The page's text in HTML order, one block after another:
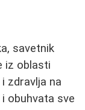
savetnik
iz oblasti
zdravlja na
obuhvata sve